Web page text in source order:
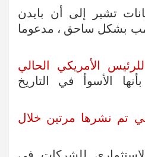
تشير إلى أن بايدن
بشكل ساحق ، مدعوما
الأمريكي الحالي
الأسوأ في التاريخ
تم نشرها مرتين خلال